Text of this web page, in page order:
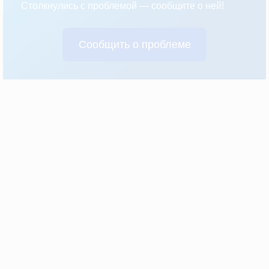
Столкнулись с проблемой — сообщите о ней!
Сообщить о проблеме